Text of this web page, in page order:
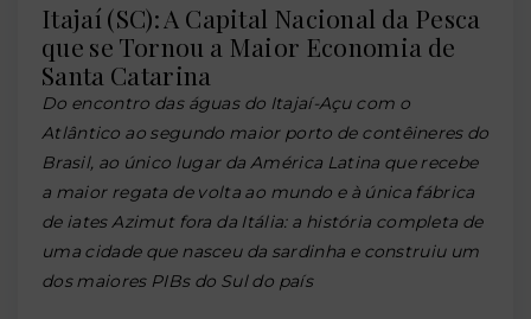
Itajaí (SC): A Capital Nacional da Pesca
que se Tornou a Maior Economia de
Santa Catarina
Do encontro das águas do Itajaí-Açu com o
Atlântico ao segundo maior porto de contêineres do
Brasil, ao único lugar da América Latina que recebe
a maior regata de volta ao mundo e à única fábrica
de iates Azimut fora da Itália: a história completa de
uma cidade que nasceu da sardinha e construiu um
dos maiores PIBs do Sul do país